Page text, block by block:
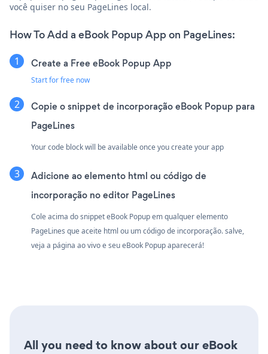
você quiser no seu PageLines local.
How To Add a eBook Popup App on PageLines:
Create a Free eBook Popup App
Start for free now
Copie o snippet de incorporação eBook Popup para
PageLines
Your code block will be available once you create your app
Adicione ao elemento html ou código de
incorporação no editor PageLines
Cole acima do snippet eBook Popup em qualquer elemento
PageLines que aceite html ou um código de incorporação. salve,
veja a página ao vivo e seu eBook Popup aparecerá!
All you need to know about our eBook